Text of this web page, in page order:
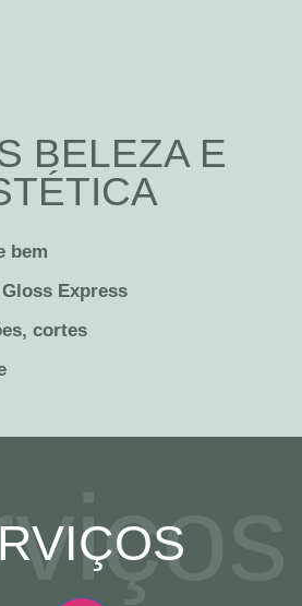
BELEZA E
bem
Express
cortes